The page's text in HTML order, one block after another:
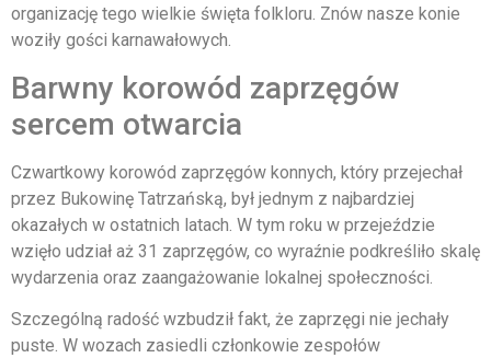
organizację tego wielkie święta folkloru. Znów nasze konie
woziły gości karnawałowych.
Barwny korowód zaprzęgów
sercem otwarcia
Czwartkowy korowód zaprzęgów konnych, który przejechał
przez Bukowinę Tatrzańską, był jednym z najbardziej
okazałych w ostatnich latach. W tym roku w przejeździe
wzięło udział aż 31 zaprzęgów, co wyraźnie podkreśliło skalę
wydarzenia oraz zaangażowanie lokalnej społeczności.
Szczególną radość wzbudził fakt, że zaprzęgi nie jechały
puste. W wozach zasiedli członkowie zespołów